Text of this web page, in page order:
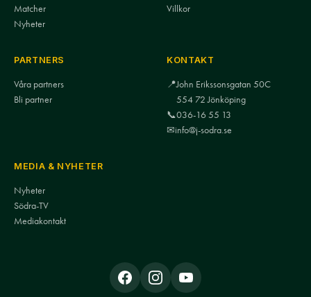
Matcher
Nyheter
Villkor
PARTNERS
Våra partners
Bli partner
KONTAKT
📍John Erikssonsgatan 50C
554 72 Jönköping
📞036-16 55 13
✉info@j-sodra.se
MEDIA & NYHETER
Nyheter
Södra-TV
Mediakontakt